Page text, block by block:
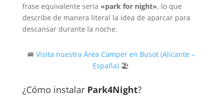
frase equivalente sería «park for night», lo que
describe de manera literal la idea de aparcar para
descansar durante la noche.
🚐 Visita nuestra Área Camper en Busot (Alicante –
España) 🏖
¿Cómo instalar Park4Night?